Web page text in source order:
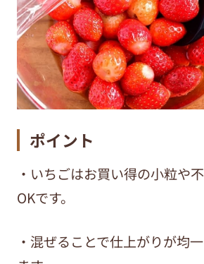
ポイント
・いちごはお買い得の小粒や
OKです。
・混ぜることで仕上がりが均